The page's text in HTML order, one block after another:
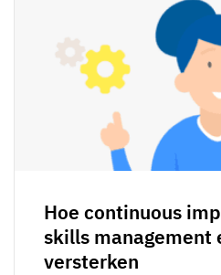
Hoe continuous
skills management
versterken